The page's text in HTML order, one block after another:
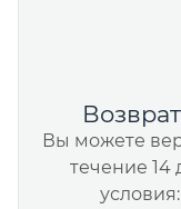
Вы можете
течение